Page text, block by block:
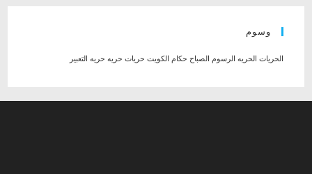
وسوم
الحريات الحريه الرسوم الصباح حكام الكويت حريات حريه حريه التعبير